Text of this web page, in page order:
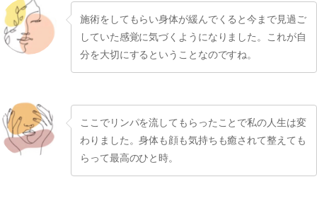
施術をしてもらい身体が緩んでくると今まで見過ご
していた感覚に気づくようになりました。これが自
分を大切にするということなのですね。
ここでリンパを流してもらったことで私の人生は変
わりました。身体も顔も気持ちも癒されて整えても
らって最高のひと時。